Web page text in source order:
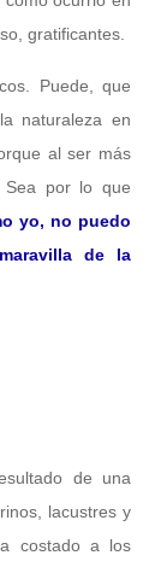
gratificantes.
Puede, que
naturaleza en
al ser más
Sea por lo que
yo, no puedo
de la
de una
lacustres y
costado a los